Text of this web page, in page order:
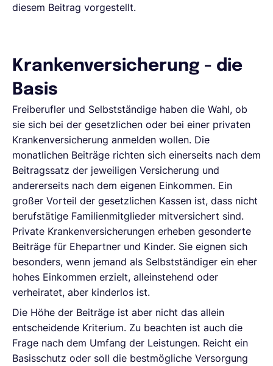
diesem Beitrag vorgestellt.
Krankenversicherung - die
Basis
Freiberufler und Selbstständige haben die Wahl, ob
sie sich bei der gesetzlichen oder bei einer privaten
Krankenversicherung anmelden wollen. Die
monatlichen Beiträge richten sich einerseits nach dem
Beitragssatz der jeweiligen Versicherung und
andererseits nach dem eigenen Einkommen. Ein
großer Vorteil der gesetzlichen Kassen ist, dass nicht
berufstätige Familienmitglieder mitversichert sind.
Private Krankenversicherungen erheben gesonderte
Beiträge für Ehepartner und Kinder. Sie eignen sich
besonders, wenn jemand als Selbstständiger ein eher
hohes Einkommen erzielt, alleinstehend oder
verheiratet, aber kinderlos ist.
Die Höhe der Beiträge ist aber nicht das allein
entscheidende Kriterium. Zu beachten ist auch die
Frage nach dem Umfang der Leistungen. Reicht ein
Basisschutz oder soll die bestmögliche Versorgung